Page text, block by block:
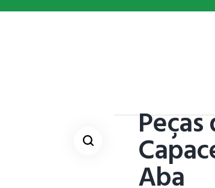
Aba